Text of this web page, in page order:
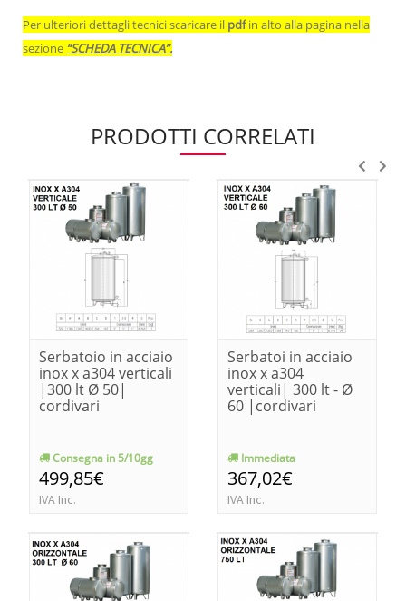
Per ulteriori dettagli tecnici scaricare il pdf in alto alla pagina nella
sezione “SCHEDA TECNICA”.
PRODOTTI CORRELATI
Serbatoio in acciaio
inox x a304 verticali
|300 lt Ø 50|
cordivari
Consegna in 5/10gg
499,85€
IVA Inc.
Serbatoi in acciaio
inox x a304
verticali| 300 lt - Ø
60 |cordivari
Immediata
367,02€
IVA Inc.